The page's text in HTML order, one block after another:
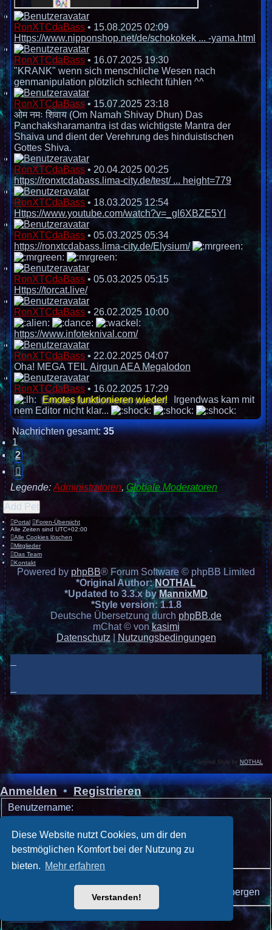
Diese Website nutzt Cookies, um dir den
bestmöglichen Komfort bei der Nutzung zu
bieten. Mehr erfahren
Verstanden!
RonXTCdaBass • 15.08.2025 02:09
Https://www.nipponshop.net/de/schokokek ... -yama.html
RonXTCdaBass • 16.07.2025 19:30
"KRANK" wenn sich menschliche Wesen nach
genmanipulation plötzlich schlecht fühlen ^^
RonXTCdaBass • 15.07.2025 23:18
ओम नमः शिवाय (Om Namah Shivay Dhun) Das
Panchaksharamantra ist das wichtigste Mantra der
Shaiva und dient der Verehrung des hinduistischen
Gottes Shiva.
RonXTCdaBass • 20.04.2025 00:25
https://ronxtcdabass.lima-city.de/test/ ... height=779
RonXTCdaBass • 18.03.2025 12:54
Https://www.youtube.com/watch?v=_gl6XBZE5YI
RonXTCdaBass• 05.03.2025 05:34
https://ronxtcdabass.lima-city.de/Elysium/
RonXTCdaBass • 05.03.2025 05:15
Https://torcat.live/
RonXTCdaBass • 26.02.2025 10:00
https://www.infoteknival.com/
RonXTCdaBass• 22.02.2025 04:07
Oha! MEGA TEIL Airgun AEA Megalodon
RonXTCdaBass • 16.02.2025 17:29
Emotes funktionieren wieder!
Irgendwas kam mit
nem Editor nicht klar...
Nachrichten gesamt:35
1
2
Nächste
Legende: Administratoren, Globale Moderatoren
Add Pet
Portal
Foren-Übersicht
Alle Zeiten sind UTC+02:00
Alle Cookies löschen
Mitglieder
Das Team
Kontakt
Powered by phpBB® Forum Software © phpBB Limited
*Original Author:NOTHAL
*Updated to 3.3.x byMannixMD
*Style version: 1.1.8
Deutsche Übersetzung durch phpBB.de
mChat © vonkasimi
Datenschutz| Nutzungsbedingungen
original Style by NOTHAL
Anmelden•Registrieren
Benutzername:
Passwort:
Ich habe mein Passwort vergessen
Meinen Online-Status während dieser Sitzung verbergen